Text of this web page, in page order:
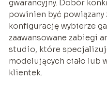
gwarancyjny. Dobór
powinien być
konfigurację wybierze
zaawansowane zabiegi
studio, które
modelujących ciało lub
klientek.